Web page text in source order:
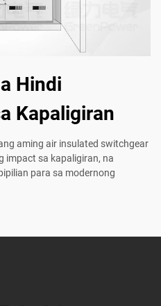
Hindi
Kapaligiran
aming air insulated switchgear
impact sa kapaligiran, na
para sa modernong